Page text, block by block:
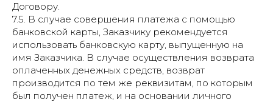
Договору.
7.5. В случае совершения платежа с помощью
банковской карты, Заказчику рекомендуется
использовать банковскую карту, выпущенную на
имя Заказчика. В случае осуществления возврата
оплаченных денежных средств, возврат
производится по тем же реквизитам, по которым
был получен платеж, и на основании личного